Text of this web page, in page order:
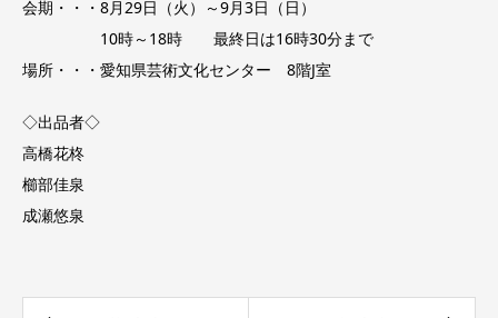
会期・・・8月29日（火）～9月3日（日）
10時～18時 最終日は16時30分まで
場所・・・愛知県芸術文化センター 8階J室
◇出品者◇
高橋花柊
櫛部佳泉
成瀬悠泉